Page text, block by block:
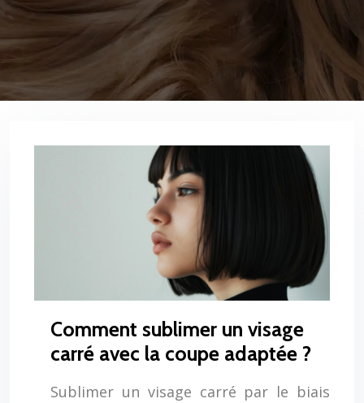
Comment sublimer un visage
carré avec la coupe adaptée ?
Sublimer un visage carré par le biais